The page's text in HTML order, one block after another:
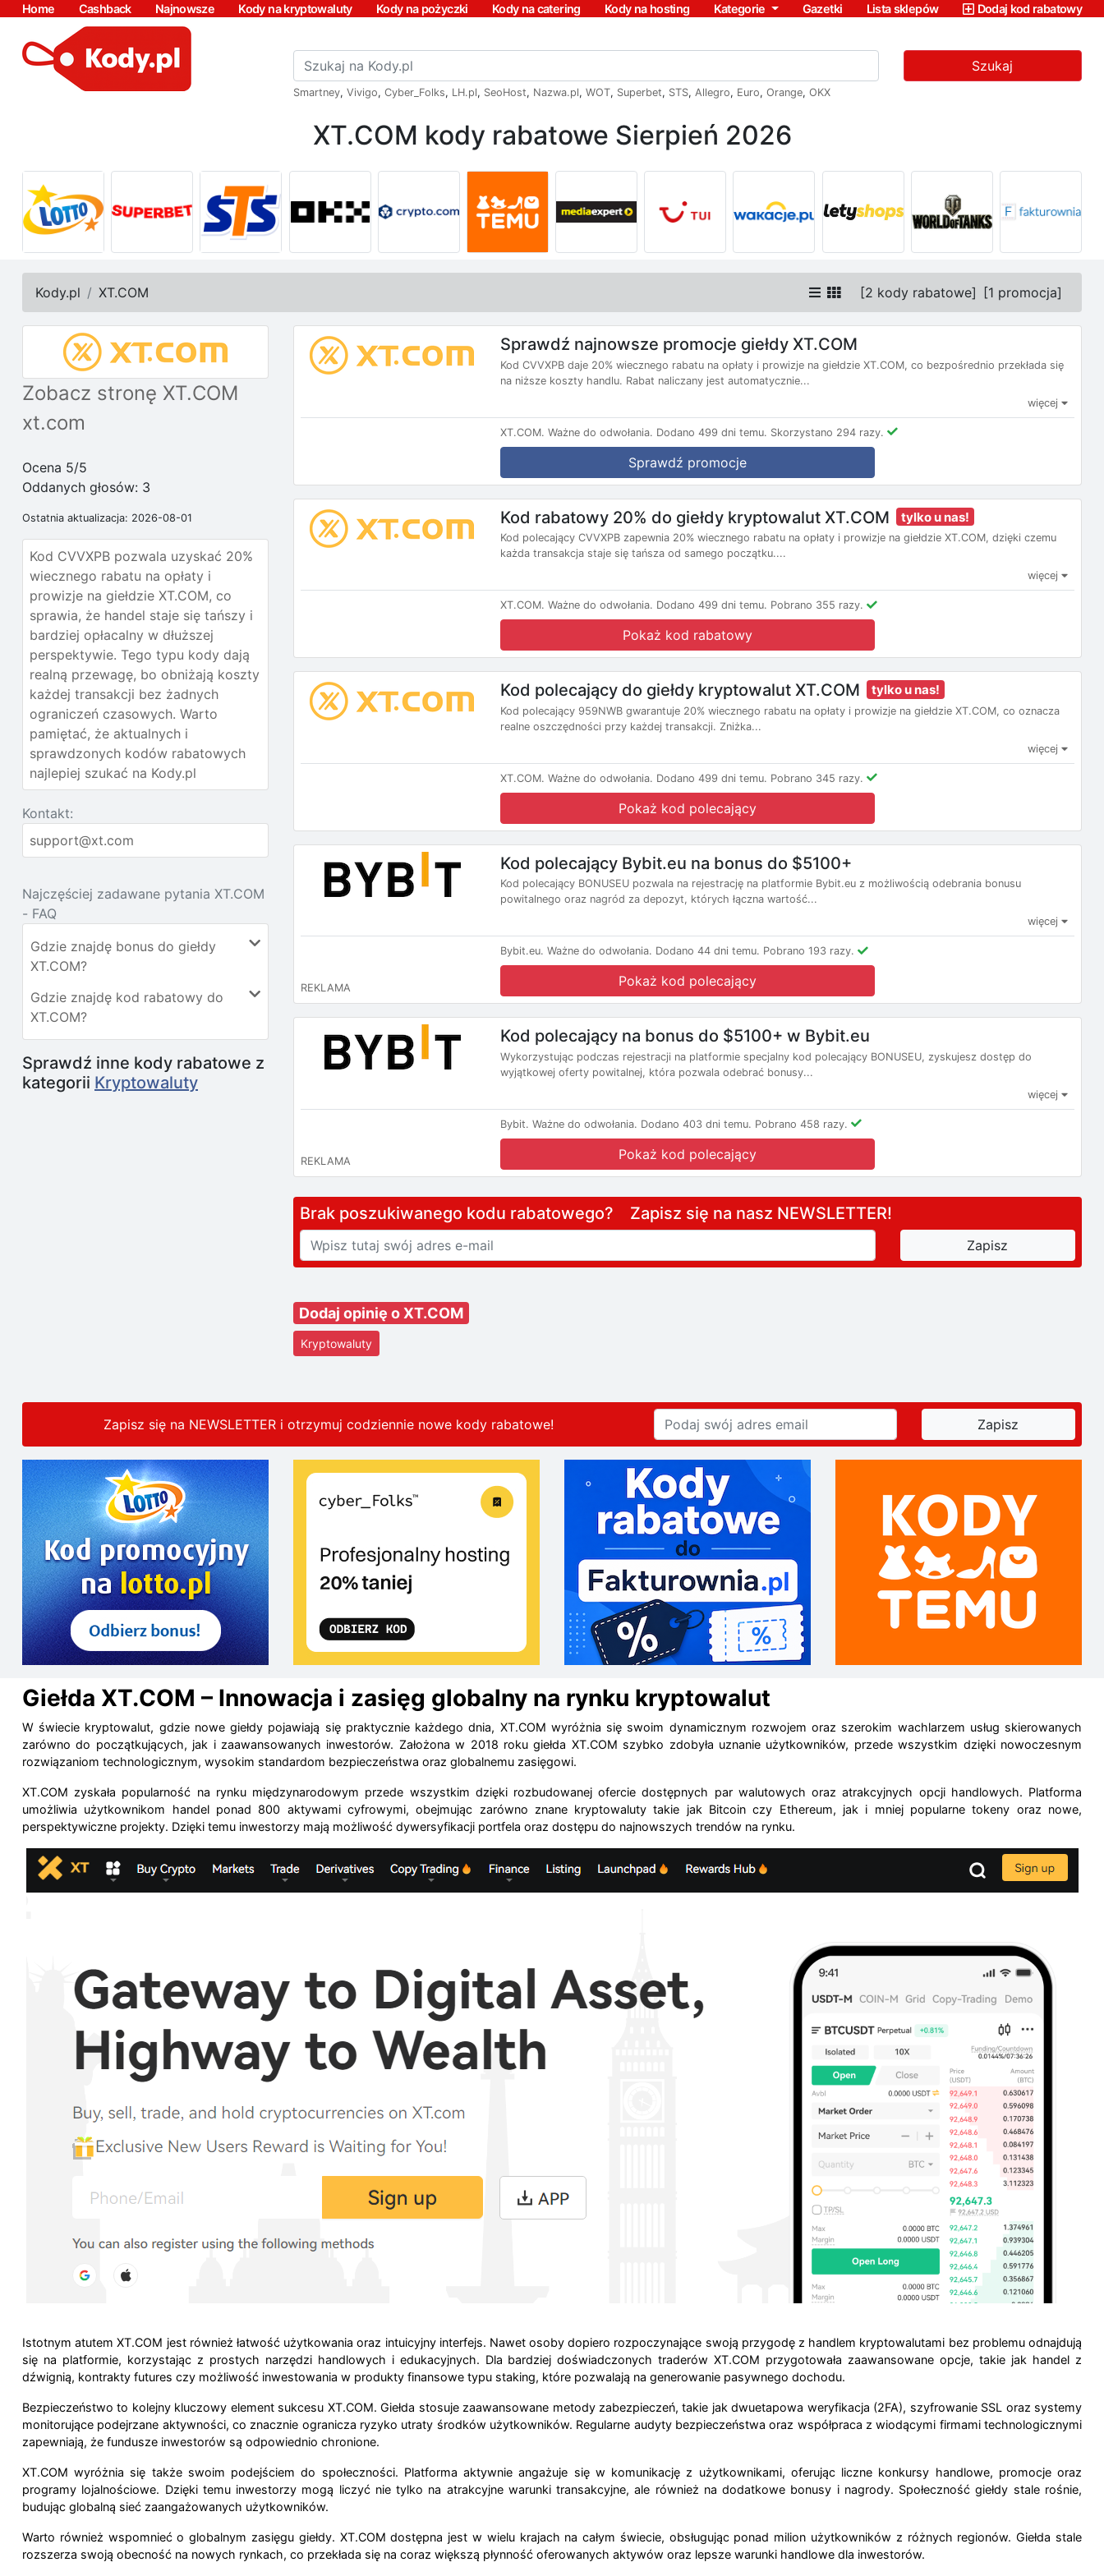
Home Cashback Najnowsze Kody na kryptowaluty Kody na pożyczki Kody na catering Kody na hosting Kategorie Gazetki Lista sklepów Dodaj kod rabatowy
Szukaj
Smartney, Vivigo, Cyber_Folks, LH.pl, SeoHost, Nazwa.pl, WOT, Superbet, STS, Allegro, Euro, Orange, OKX
XT.COM kody rabatowe Sierpień 2026
Kody.pl XT.COM [2 kody rabatowe] [1 promocja]
Zobacz stronę XT.COM
xt.com
Ocena 5/5
Oddanych głosów: 3
Ostatnia aktualizacja: 2026-08-01
Kod CVVXPB pozwala uzyskać 20%
wiecznego rabatu na opłaty i
prowizje na giełdzie XT.COM, co
sprawia, że handel staje się tańszy i
bardziej opłacalny w dłuższej
perspektywie. Tego typu kody dają
realną przewagę, bo obniżają koszty
każdej transakcji bez żadnych
ograniczeń czasowych. Warto
pamiętać, że aktualnych i
sprawdzonych kodów rabatowych
najlepiej szukać na Kody.pl
Kontakt:
support@xt.com
Najczęściej zadawane pytania XT.COM
- FAQ
Gdzie znajdę bonus do giełdy
XT.COM?
Gdzie znajdę kod rabatowy do
XT.COM?
Sprawdź inne kody rabatowe z
kategorii Kryptowaluty
Sprawdź najnowsze promocje giełdy XT.COM
Kod CVVXPB daje 20% wiecznego rabatu na opłaty i prowizje na giełdzie XT.COM, co bezpośrednio przekłada się
na niższe koszty handlu. Rabat naliczany jest automatycznie...
więcej
XT.COM. Ważne do odwołania. Dodano 499 dni temu. Skorzystano 294 razy.
Sprawdź promocje
Kod rabatowy 20% do giełdy kryptowalut XT.COM tylko u nas!
Kod polecający CVVXPB zapewnia 20% wiecznego rabatu na opłaty i prowizje na giełdzie XT.COM, dzięki czemu
każda transakcja staje się tańsza od samego początku....
więcej
XT.COM. Ważne do odwołania. Dodano 499 dni temu. Pobrano 355 razy.
Pokaż kod rabatowy
Kod polecający do giełdy kryptowalut XT.COM tylko u nas!
Kod polecający 959NWB gwarantuje 20% wiecznego rabatu na opłaty i prowizje na giełdzie XT.COM, co oznacza
realne oszczędności przy każdej transakcji. Zniżka...
więcej
XT.COM. Ważne do odwołania. Dodano 499 dni temu. Pobrano 345 razy.
Pokaż kod polecający
Kod polecający Bybit.eu na bonus do $5100+
Kod polecający BONUSEU pozwala na rejestrację na platformie Bybit.eu z możliwością odebrania bonusu
powitalnego oraz nagród za depozyt, których łączna wartość...
więcej
Bybit.eu. Ważne do odwołania. Dodano 44 dni temu. Pobrano 193 razy.
REKLAMA Pokaż kod polecający
Kod polecający na bonus do $5100+ w Bybit.eu
Wykorzystując podczas rejestracji na platformie specjalny kod polecający BONUSEU, zyskujesz dostęp do
wyjątkowej oferty powitalnej, która pozwala odebrać bonusy...
więcej
Bybit. Ważne do odwołania. Dodano 403 dni temu. Pobrano 458 razy.
REKLAMA Pokaż kod polecający
Brak poszukiwanego kodu rabatowego? Zapisz się na nasz NEWSLETTER!
Dodaj opinię o XT.COM
Kryptowaluty
Zapisz się na NEWSLETTER i otrzymuj codziennie nowe kody rabatowe!
Giełda XT.COM – Innowacja i zasięg globalny na rynku kryptowalut
W świecie kryptowalut, gdzie nowe giełdy pojawiają się praktycznie każdego dnia, XT.COM wyróżnia się swoim dynamicznym rozwojem oraz szerokim wachlarzem usług skierowanych
zarówno do początkujących, jak i zaawansowanych inwestorów. Założona w 2018 roku giełda XT.COM szybko zdobyła uznanie użytkowników, przede wszystkim dzięki nowoczesnym
rozwiązaniom technologicznym, wysokim standardom bezpieczeństwa oraz globalnemu zasięgowi.
XT.COM zyskała popularność na rynku międzynarodowym przede wszystkim dzięki rozbudowanej ofercie dostępnych par walutowych oraz atrakcyjnych opcji handlowych. Platforma
umożliwia użytkownikom handel ponad 800 aktywami cyfrowymi, obejmując zarówno znane kryptowaluty takie jak Bitcoin czy Ethereum, jak i mniej popularne tokeny oraz nowe,
perspektywiczne projekty. Dzięki temu inwestorzy mają możliwość dywersyfikacji portfela oraz dostępu do najnowszych trendów na rynku.
Istotnym atutem XT.COM jest również łatwość użytkowania oraz intuicyjny interfejs. Nawet osoby dopiero rozpoczynające swoją przygodę z handlem kryptowalutami bez problemu odnajdują
się na platformie, korzystając z prostych narzędzi handlowych i edukacyjnych. Dla bardziej doświadczonych traderów XT.COM przygotowała zaawansowane opcje, takie jak handel z
dźwignią, kontrakty futures czy możliwość inwestowania w produkty finansowe typu staking, które pozwalają na generowanie pasywnego dochodu.
Bezpieczeństwo to kolejny kluczowy element sukcesu XT.COM. Giełda stosuje zaawansowane metody zabezpieczeń, takie jak dwuetapowa weryfikacja (2FA), szyfrowanie SSL oraz systemy
monitorujące podejrzane aktywności, co znacznie ogranicza ryzyko utraty środków użytkowników. Regularne audyty bezpieczeństwa oraz współpraca z wiodącymi firmami technologicznymi
zapewniają, że fundusze inwestorów są odpowiednio chronione.
XT.COM wyróżnia się także swoim podejściem do społeczności. Platforma aktywnie angażuje się w komunikację z użytkownikami, oferując liczne konkursy handlowe, promocje oraz
programy lojalnościowe. Dzięki temu inwestorzy mogą liczyć nie tylko na atrakcyjne warunki transakcyjne, ale również na dodatkowe bonusy i nagrody. Społeczność giełdy stale rośnie,
budując globalną sieć zaangażowanych użytkowników.
Warto również wspomnieć o globalnym zasięgu giełdy. XT.COM dostępna jest w wielu krajach na całym świecie, obsługując ponad milion użytkowników z różnych regionów. Giełda stale
rozszerza swoją obecność na nowych rynkach, co przekłada się na coraz większą płynność oferowanych aktywów oraz lepsze warunki handlowe dla inwestorów.